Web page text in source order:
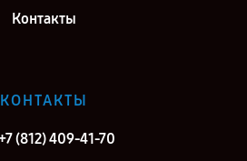
Контакты
КОНТАКТЫ
(812) 409-41-70